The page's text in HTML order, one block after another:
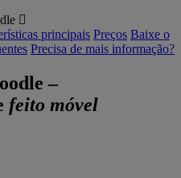
principais Preços Baixe o
Precisa de mais informação?
–
feito móvel